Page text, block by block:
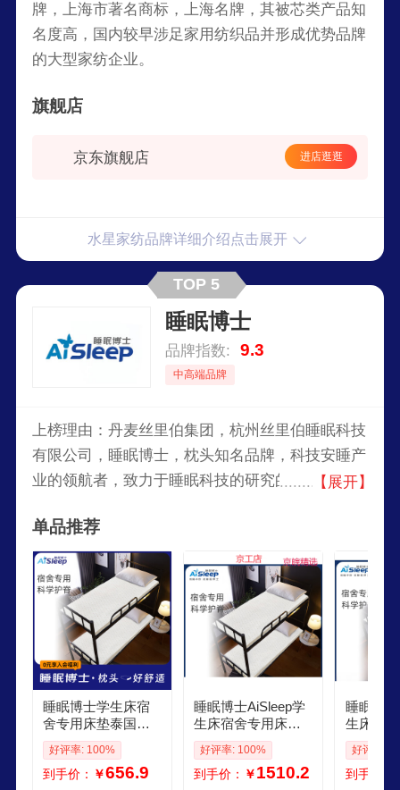
牌，上海市著名商标，上海名牌，其被芯类产品知
名度高，国内较早涉足家用纺织品并形成优势品牌
的大型家纺企业。
旗舰店
京东旗舰店 进店逛逛
水星家纺品牌详细介绍点击展开
TOP 5
睡眠博士
品牌指数: 9.3
中高端品牌
上榜理由：丹麦丝里伯集团，杭州丝里伯睡眠科技
有限公司，睡眠博士，枕头知名品牌，科技安睡产
业的领航者，致力于睡眠科技的研究的高科技企
洲市场备受青睐。
【展开】
单品推荐
睡眠博士学生床宿
舍专用床垫泰国天
然乳胶软垫租房单
人床垫子90cm 床垫
厚度5cm含包边 900
好评率: 100%
到手价： ￥656.9
睡眠博士AiSleep学
生床宿舍专用床垫
泰国天然乳胶软垫
租房单人床垫子90c
m 床垫厚度5cm 含
好评率: 100%
到手价： ￥1510.2
睡眠博
生床宿
泰国天
租房单
m 床垫
好评率:
到手价：